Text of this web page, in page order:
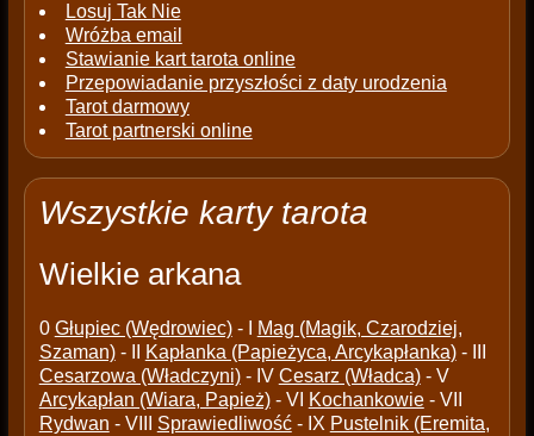
Losuj Tak Nie
Wróżba email
Stawianie kart tarota online
Przepowiadanie przyszłości z daty urodzenia
Tarot darmowy
Tarot partnerski online
Wszystkie karty tarota
Wielkie arkana
0 Głupiec (Wędrowiec)- I
Mag (Magik, Czarodziej,
Szaman)- II Kapłanka (Papieżyca, Arcykapłanka)- III
Cesarzowa (Władczyni)- IV Cesarz (Władca)- V
Arcykapłan (Wiara, Papież)- VI Kochankowie- VII
Rydwan - VIII Sprawiedliwość- IX Pustelnik (Eremita,